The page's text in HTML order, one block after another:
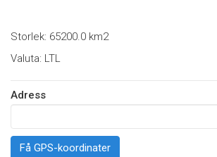
Storlek: 65200.0 km2
Valuta: LTL
Adress
Få GPS-koordinater